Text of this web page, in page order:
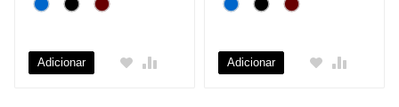
Adicionar Adicionar